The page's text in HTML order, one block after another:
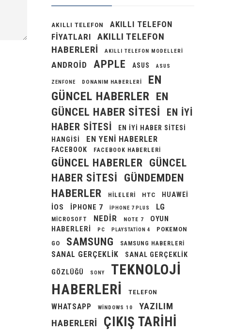
AKILLI TELEFON
AKILLI TELEFON
FIYATLARI
AKILLI TELEFON
HABERLERI
AKILLI TELEFON MODELLERI
ANDROID APPLE ASUS ASUS
ZENFONE DONANIM HABERLERI
EN
GÜNCEL HABERLER EN
GÜNCEL HABER SITESI
EN IYI
HABER SITESI
EN IYI HABER SITESI
HANGISI
EN YENI HABERLER
FACEBOOK FACEBOOK HABERLERI
GÜNCEL HABERLER
GÜNCEL
HABER SITESI
GÜNDEMDEN
HABERLER
HILELERI HTC HUAWEI
IOS IPHONE 7 IPHONE 7 PLUS LG
MICROSOFT NEDIR NOTE 7
OYUN
HABERLERI
PC PLAYSTATION 4
POKEMON
GO
SAMSUNG SAMSUNG HABERLERI
SANAL GERÇEKLIK SANAL GERÇEKLIK
GÖZLÜĞÜ SONY
TEKNOLOJI
HABERLERI
TELEFON
WHATSAPP WINDOWS 10
YAZILIM
HABERLERI
ÇIKIŞ TARIHI